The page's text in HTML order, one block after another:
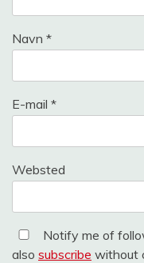
Navn *
E-mail *
Websted
Notify me of
also subscribe without